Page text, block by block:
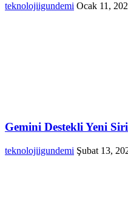
teknolojiigundemi Ocak 11,
Gemini Destekli Yeni
teknolojiigundemi Şubat 13,